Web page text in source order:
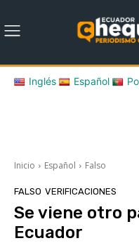
Inglés Español
Inicio Español Falso
FALSO VERIFICACIONES
Se viene otro
Ecuador